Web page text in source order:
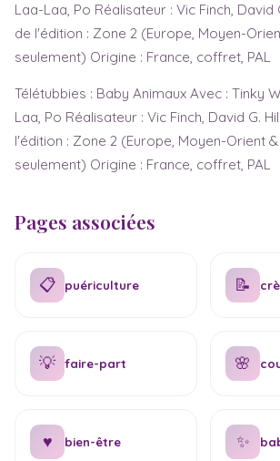
Laa-Laa, Po Réalisateur : Vic Finch, David
de l'édition : Zone 2 (Europe, Moyen-
seulement) Origine : France, coffret, PAL
Télétubbies : Baby Animaux Avec : Tinky
Laa, Po Réalisateur : Vic Finch, David G.
l'édition : Zone 2 (Europe, Moyen-Orient
seulement) Origine : France, coffret, PAL
Pages associées
📋 puériculture 📝
💡 faire-part 🌸
♥ bien-être ✨